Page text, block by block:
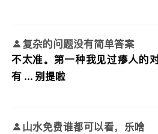
复杂的问题没有简单答案
不太准。第一种我见过瘆人的
有 ... 别提啦
山水免费谁都可以看，乐啥